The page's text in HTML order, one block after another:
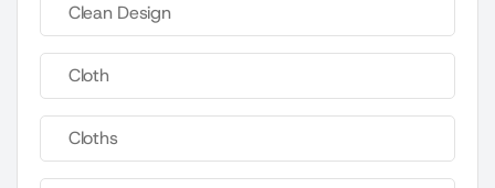
Clean Design
Cloth
Cloths